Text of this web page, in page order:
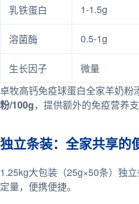
乳铁蛋白 1-1.5g
溶菌酶 0.5-1g
生长因子 微量
卓牧高钙免疫球蛋白全家羊奶粉
粉/100g，提供额外的免疫营养支
独立条装：全家共享的
1.25kg大包装（25g×50条）独
定量，便携便捷。